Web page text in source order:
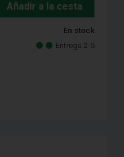
Añadir a la cesta
En stock
Entrega 2-5